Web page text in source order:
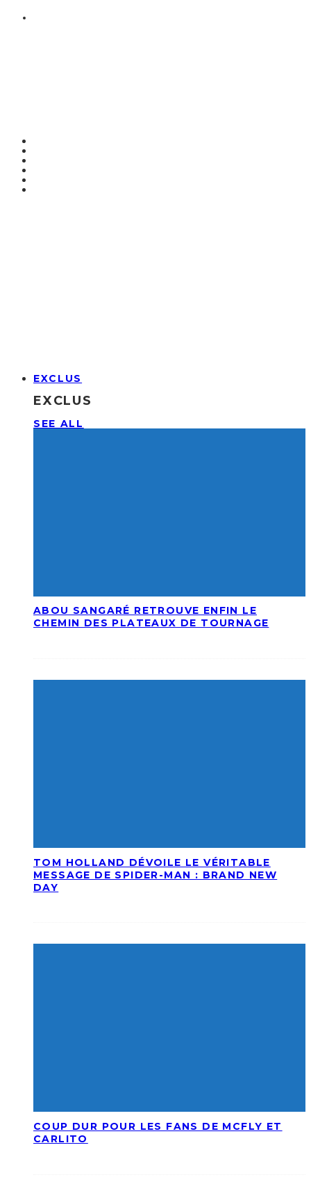
EXCLUS
EXCLUS
SEE ALL
ABOU SANGARÉ RETROUVE ENFIN LE
CHEMIN DES PLATEAUX DE TOURNAGE
TOM HOLLAND DÉVOILE LE VÉRITABLE
MESSAGE DE SPIDER-MAN : BRAND NEW
DAY
COUP DUR POUR LES FANS DE MCFLY ET
CARLITO